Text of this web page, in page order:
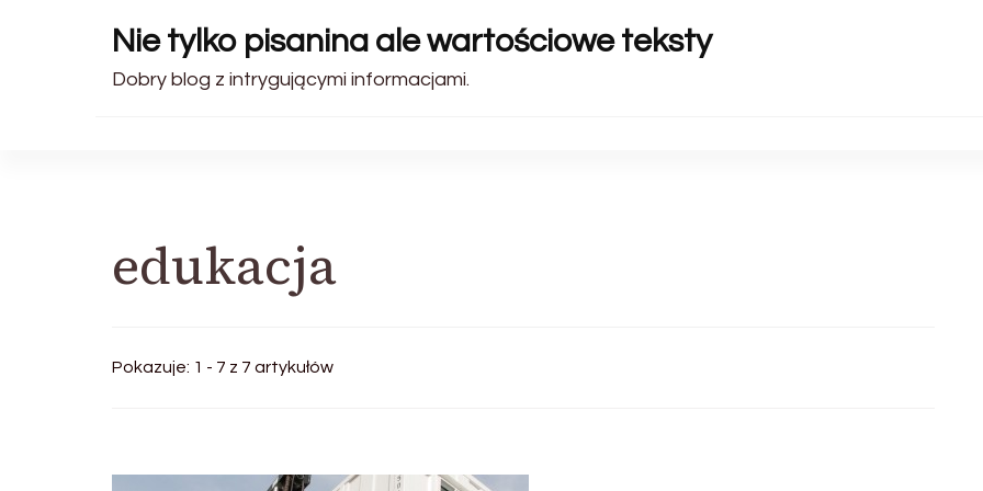
Nie tylko pisanina ale wartościowe teksty
Dobry blog z intrygującymi informacjami.
edukacja
Pokazuje: 1 - 7 z 7 artykułów